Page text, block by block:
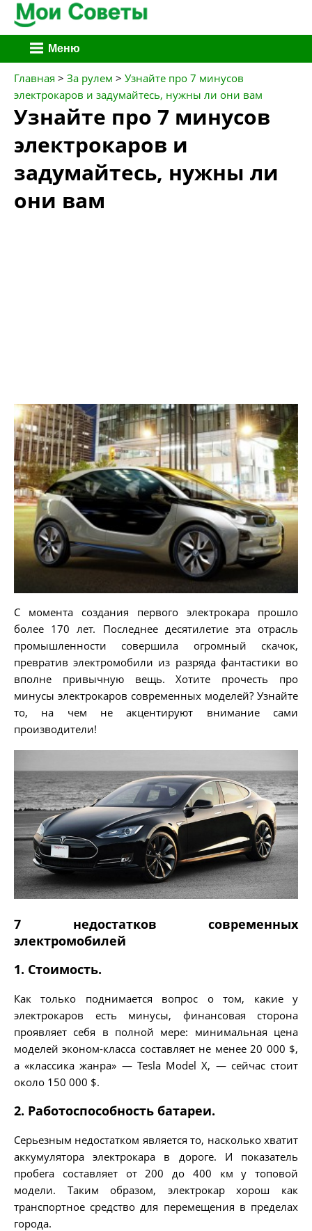
Перейти
к
содержимому
Меню
Главная > За рулем > Узнайте про 7 минусов
электрокаров и задумайтесь, нужны ли они вам
Узнайте про 7 минусов
электрокаров и
задумайтесь, нужны ли
они вам
С момента создания первого электрокара прошло
более 170 лет. Последнее десятилетие эта отрасль
промышленности совершила огромный скачок,
превратив электромобили из разряда фантастики во
вполне привычную вещь. Хотите прочесть про
минусы электрокаров современных моделей? Узнайте
то, на чем не акцентируют внимание сами
производители!
7 недостатков современных
электромобилей
1. Стоимость.
Как только поднимается вопрос о том, какие у
электрокаров есть минусы, финансовая сторона
проявляет себя в полной мере: минимальная цена
моделей эконом-класса составляет не менее 20 000 $,
а «классика жанра» — Tesla Model Х, — сейчас стоит
около 150 000 $.
2. Работоспособность батареи.
Серьезным недостатком является то, насколько хватит
аккумулятора электрокара в дороге. И показатель
пробега составляет от 200 до 400 км у топовой
модели. Таким образом, электрокар хорош как
транспортное средство для перемещения в пределах
города.